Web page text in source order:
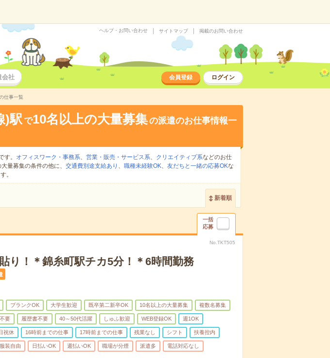
ヘルプ・お問い合わせ サイトマップ 掲載のお問い合わせ
会社 会員登録 ログイン
仕事一覧
)駅 で10名以上の大量募集の派遣のお仕事情報一
す。 オフィスワーク・事務系、 営業・販売・サービス系、 クリエイティブ系などのお仕
量募集の条件の他に、 交通費別途支給あり 、 職種未経験OK、 友だちと一緒の応募OKな
。
新着順
一括
応募
No.TKT505
り！＊錦糸町駅チカ5分！＊6時間勤務
ブランクOK 大学生歓迎 既卒第二新卒OK 10名以上の大量募集 複数名募集
要 履歴書不要 40～50代活躍 しゅふ歓迎 WEB登録OK 週1OK
祝休 16時前までの仕事 17時前までの仕事 残業なし シフト 扶養控内
服装自由 日払いOK 週払いOK 職場が分煙 派遣多 電話対応なし